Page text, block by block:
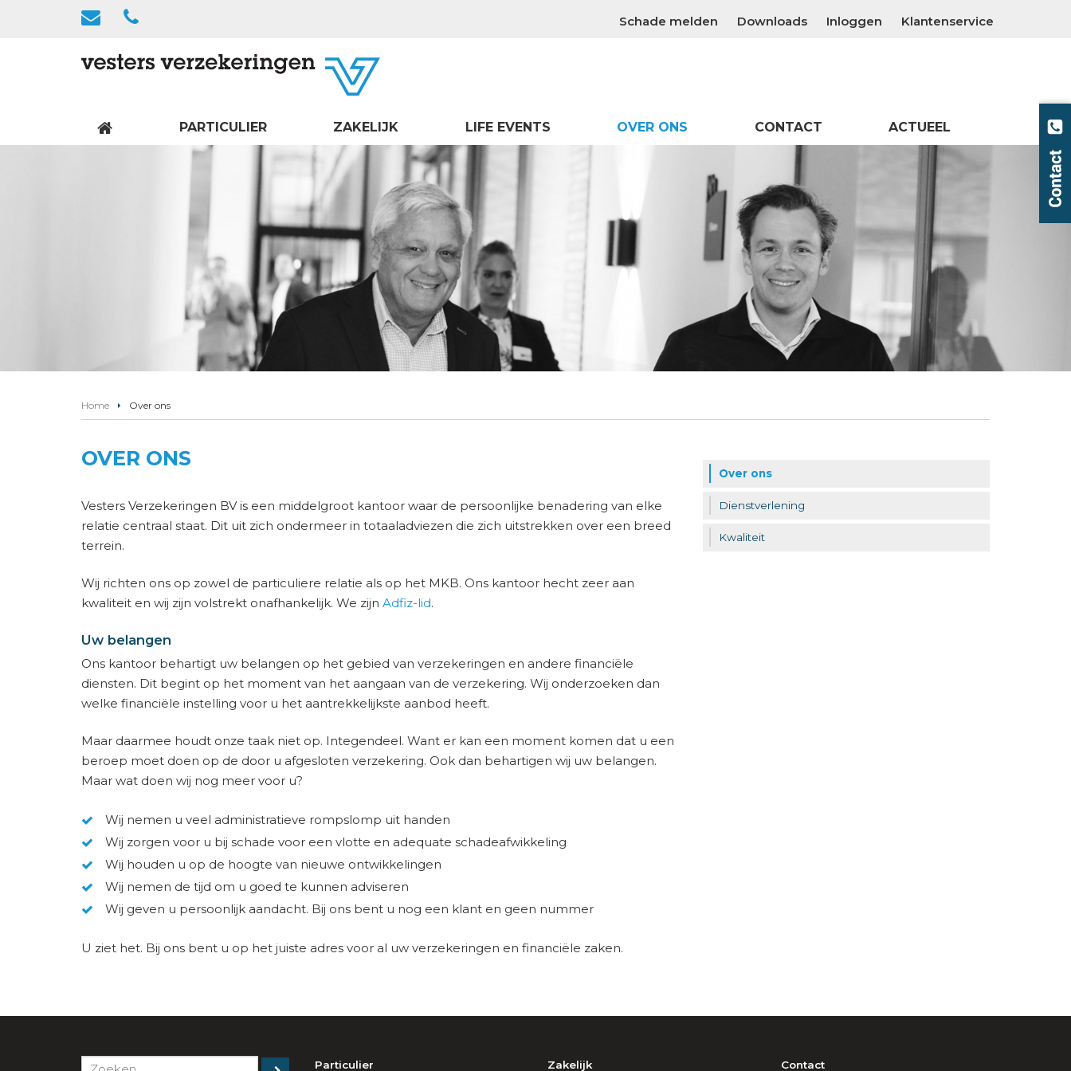
Schade melden Downloads Inloggen Klantenservice
PARTICULIER ZAKELIJK LIFE EVENTS OVER ONS CONTACT ACTUEEL
Home Over ons
OVER ONS
Vesters Verzekeringen BV is een middelgroot kantoor waar de persoonlijke benadering van elke
relatie centraal staat. Dit uit zich ondermeer in totaaladviezen die zich uitstrekken over een breed
terrein.
Wij richten ons op zowel de particuliere relatie als op het MKB. Ons kantoor hecht zeer aan
kwaliteit en wij zijn volstrekt onafhankelijk. We zijn Adfiz-lid.
Uw belangen
Ons kantoor behartigt uw belangen op het gebied van verzekeringen en andere financiële
diensten. Dit begint op het moment van het aangaan van de verzekering. Wij onderzoeken dan
welke financiële instelling voor u het aantrekkelijkste aanbod heeft.
Maar daarmee houdt onze taak niet op. Integendeel. Want er kan een moment komen dat u een
beroep moet doen op de door u afgesloten verzekering. Ook dan behartigen wij uw belangen.
Maar wat doen wij nog meer voor u?
Wij nemen u veel administratieve rompslomp uit handen
Wij zorgen voor u bij schade voor een vlotte en adequate schadeafwikkeling
Wij houden u op de hoogte van nieuwe ontwikkelingen
Wij nemen de tijd om u goed te kunnen adviseren
Wij geven u persoonlijk aandacht. Bij ons bent u nog een klant en geen nummer
U ziet het. Bij ons bent u op het juiste adres voor al uw verzekeringen en financiële zaken.
Over ons
Dienstverlening
Kwaliteit
Particulier Zakelijk Contact